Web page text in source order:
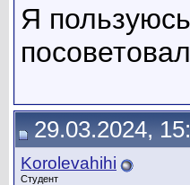
Я
29.03.2024,
Korolevahihi
Студент